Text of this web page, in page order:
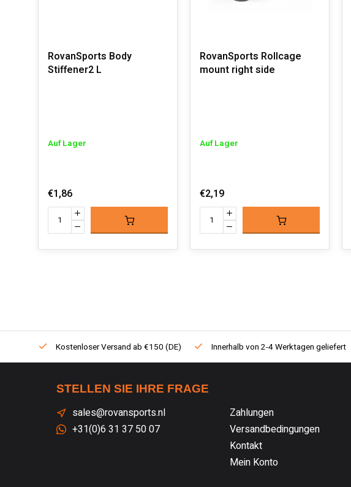
RovanSports Body
Stiffener2 L
Auf Lager
€1,86
RovanSports Rollcage
mount right side
Auf Lager
€2,19
Kostenloser Versand ab €150 (DE) Innerhalb von 2-4 Werktagen geliefert
STELLEN SIE IHRE FRAGE
sales@rovansports.nl
+31(0)6 31 37 50 07
Zahlungen
Versandbedingungen
Kontakt
Mein Konto